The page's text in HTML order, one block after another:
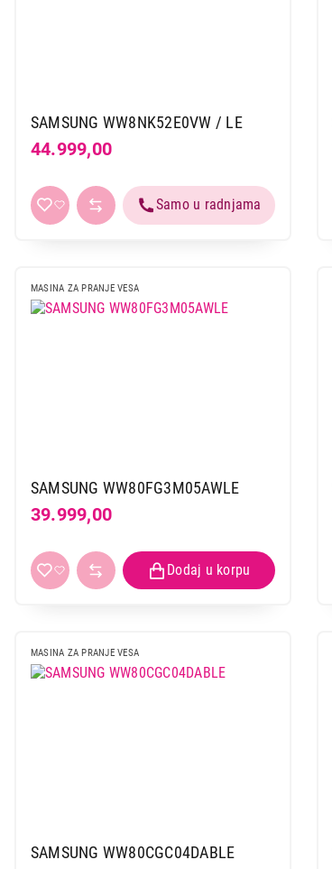
SAMSUNG WW8NK52E0VW / LE
44.999,00
MASINA ZA PRANJE VESA
SAMSUNG WW80FG3M05AWLE
39.999,00
MASINA ZA PRANJE VESA
SAMSUNG WW80CGC04DABLE